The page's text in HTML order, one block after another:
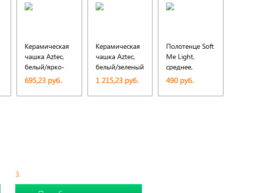
Керамическая
чашка Aztec,
белый/ярко-
синий
695,23 руб.
Керамическая
чашка Aztec,
белый/зеленый
лайм
1 215,23 руб.
Полотенце Soft
Me Light,
среднее,
черное
490 руб.
3.